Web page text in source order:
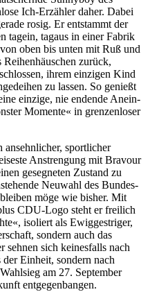
Ich-Erzähler daher. Dabei
rosig. Er entstammt der
tagein, tagaus in einer Fabrik
oben bis unten mit Ruß und
zurück,
ihrem einzigen Kind
zu lassen. So genießt
einzige, nie endende Anein­
Momente« in grenzen­loser
ansehn­licher, sport­licher
Anstren­gung mit Bravour
geseg­neten Zustand zu
Neuwahl des Bundes­
möge wie bisher. Mit
CDU-Logo steht er freilich
isoliert als Ewig­gestriger,
sondern auch das
sich keines­falls nach
Einheit, sondern nach
am 27. September
entgegen­bangen.